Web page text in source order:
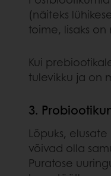
(näiteks
toime, lisaks
Kui
tulevikku ja on
3.
Lõpuks,
võivad olla
Puratose